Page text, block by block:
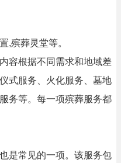
,殡葬灵堂等。
容根据不同需求和地域差
式服务、火化服务、墓地
务等。每一项殡葬服务都
是常见的一项。该服务包